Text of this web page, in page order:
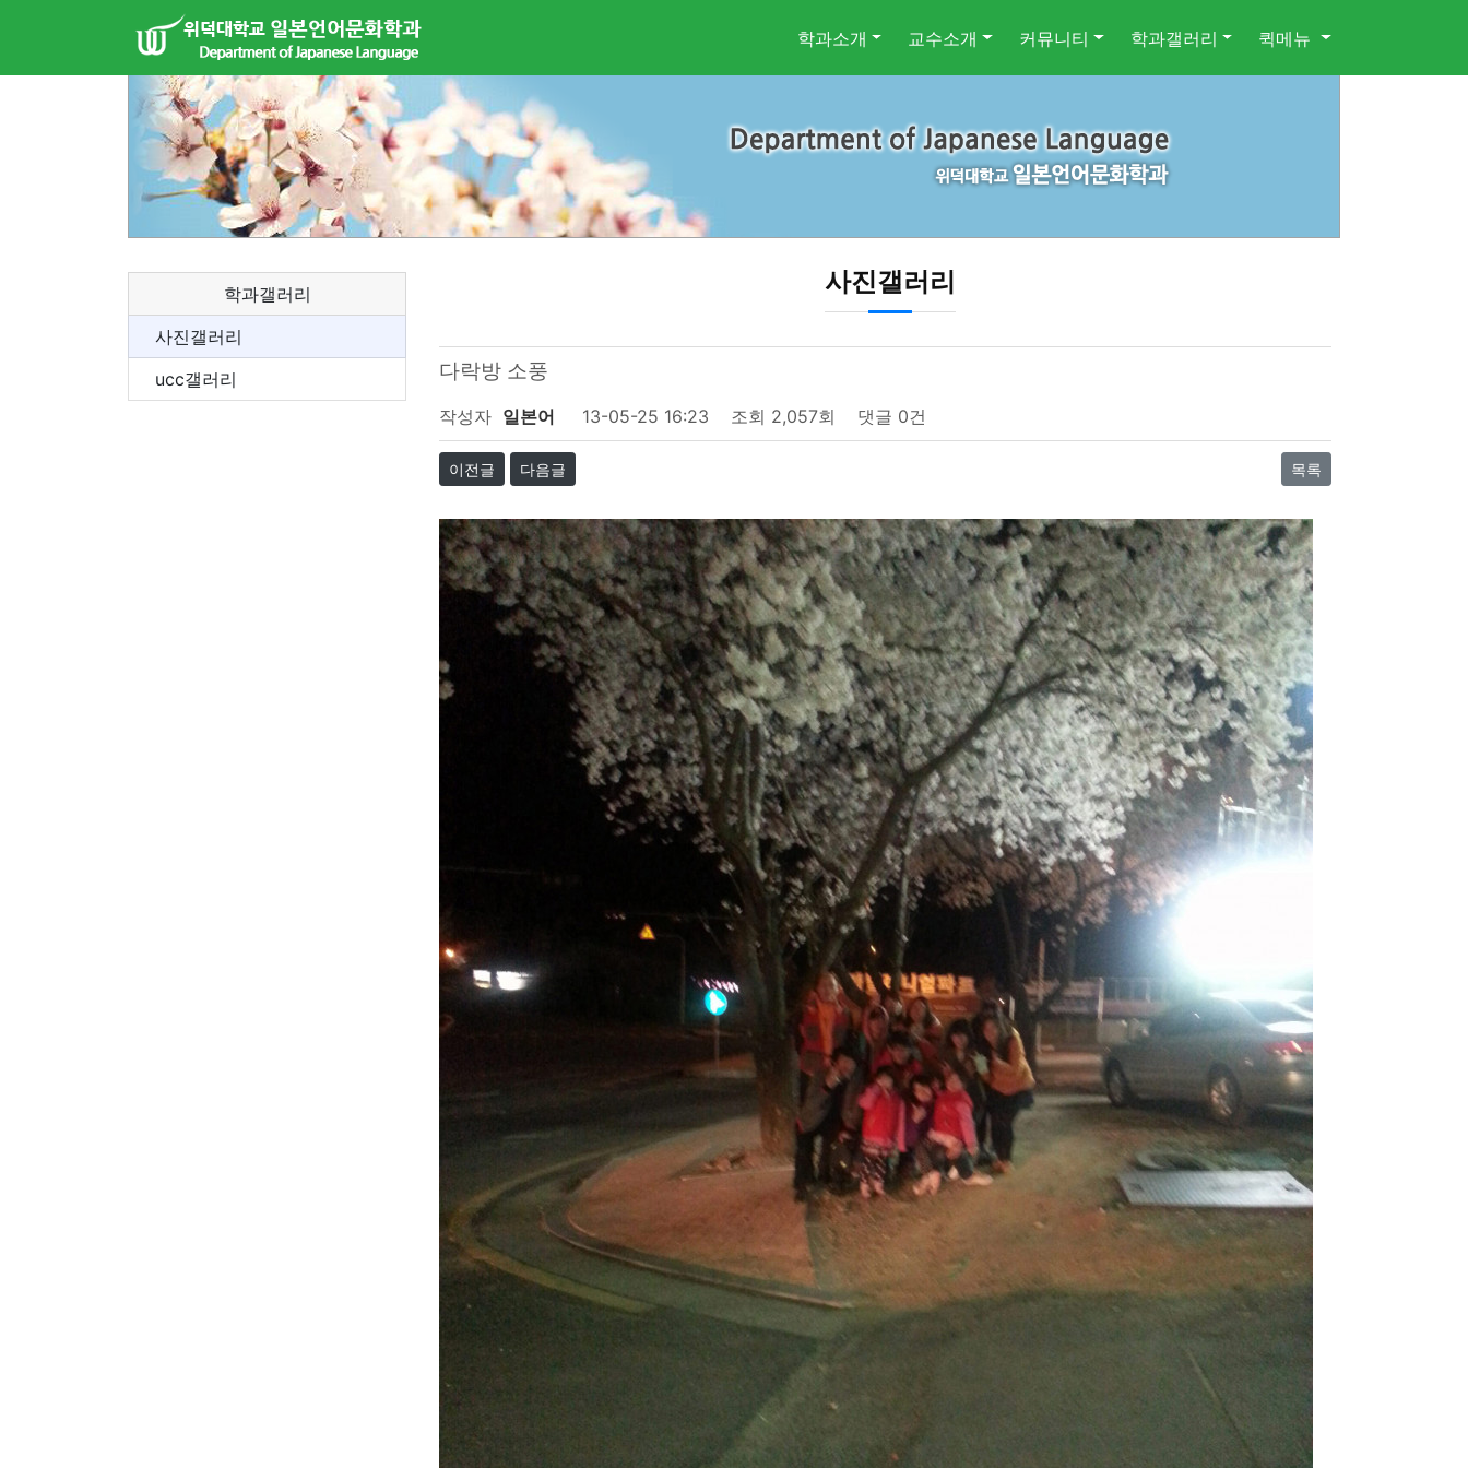
학과소개 교수소개 커뮤니티 학과갤러리 퀵메뉴
학과갤러리
사진갤러리
ucc갤러리
사진갤러리
다락방 소풍
작성자 일본어 13-05-25 16:23 조회 2,057회 댓글 0건
이전글 다음글 목록